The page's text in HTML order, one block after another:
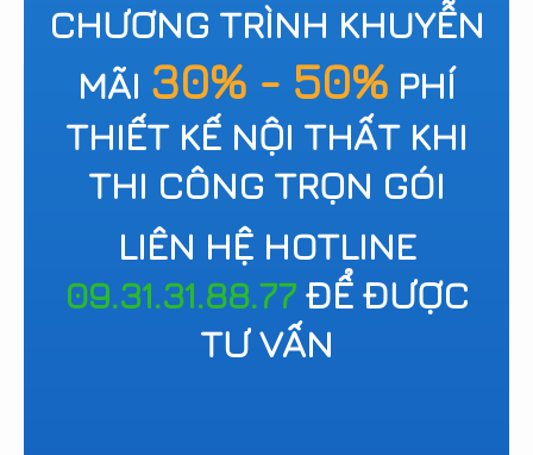
CHƯƠNG TRÌNH KHUYỄN
MÃI 30% - 50% PHÍ
THIẾT KẾ NỘI THẤT KHI
THI CÔNG TRỌN GÓI
LIÊN HỆ HOTLINE
09.31.31.88.77ĐỂ ĐƯỢC
TƯ VẤN